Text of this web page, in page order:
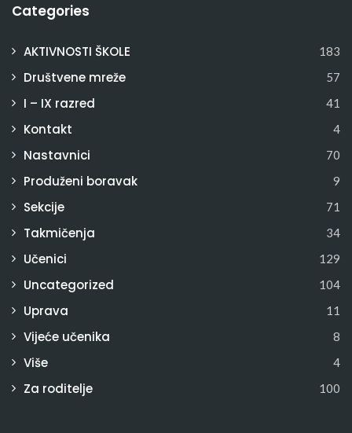
Categories
AKTIVNOSTI ŠKOLE 183
Društvene mreže 57
I – IX razred 41
Kontakt 4
Nastavnici 70
Produženi boravak 9
Sekcije 71
Takmičenja 34
Učenici 129
Uncategorized 104
Uprava 11
Vijeće učenika 8
Više 4
Za roditelje 100